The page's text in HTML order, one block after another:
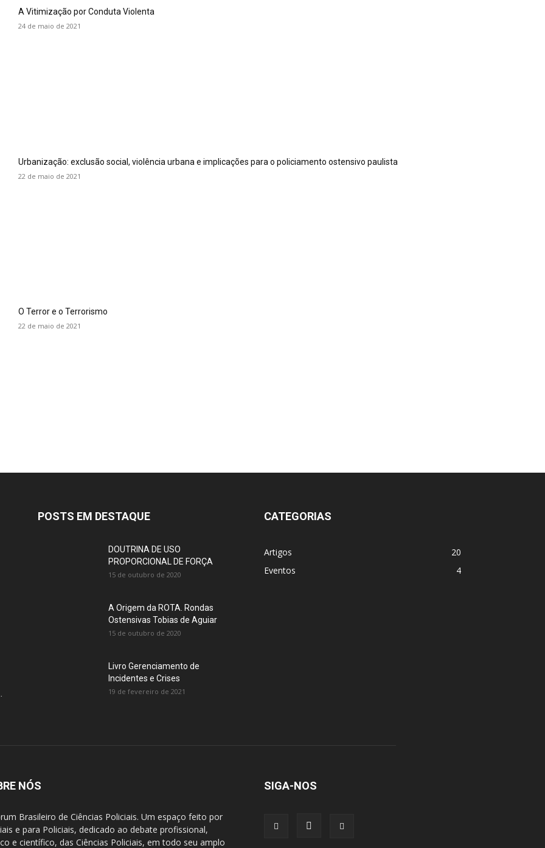
A Vitimização por Conduta Violenta
24 de maio de 2021
Urbanização: exclusão social, violência urbana e implicações para o policiamento ostensivo paulista
22 de maio de 2021
O Terror e o Terrorismo
22 de maio de 2021
POSTS EM DESTAQUE
DOUTRINA DE USO
PROPORCIONAL DE FORÇA
15 de outubro de 2020
A Origem da ROTA. Rondas
Ostensivas Tobias de Aguiar
15 de outubro de 2020
Livro Gerenciamento de
Incidentes e Crises
19 de fevereiro de 2021
CATEGORIAS
Artigos
20
Eventos
4
NÓS
Brasileiro de Ciências Policiais. Um espaço feito por
e para Policiais, dedicado ao debate profissional,
e científico, das Ciências Policiais, em todo seu amplo
SIGA-NOS